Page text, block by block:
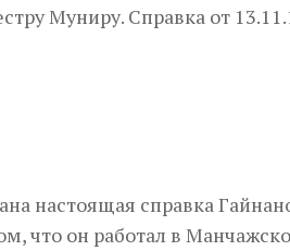
Муниру. Справка от
настоящая справка
что он работал в